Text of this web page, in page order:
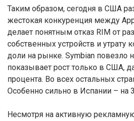
Таким образом, сегодня в США
жестокая конкуренция между
делает понятным отказ RIM от
собственных устройств и утрату
доли на рынке. Symbian повезло
показывает рост только в США,
процента. Во всех остальных
Особенно сильно в Испании – на
Несмотря на активную